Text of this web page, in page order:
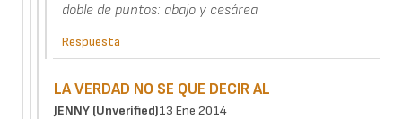
doble de puntos: abajo y cesárea
Respuesta
LA VERDAD NO SE QUE DECIR AL
JENNY (unverified)13 Ene 2014